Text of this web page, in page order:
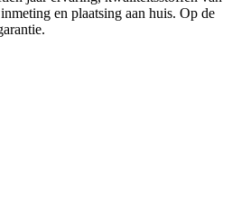
en plaatsing aan huis. Op de